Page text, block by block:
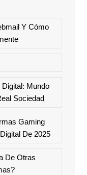
Y Cómo
Mundo
Sociedad
Gaming
De 2025
De Otras